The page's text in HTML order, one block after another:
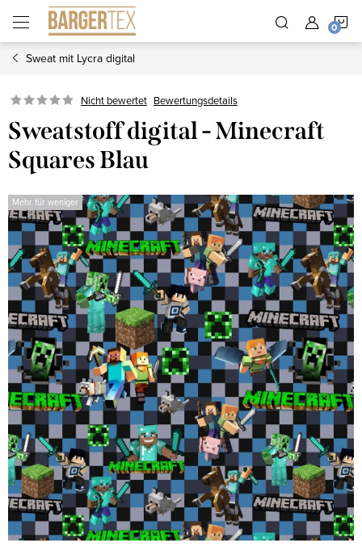
Inhalt
springen
Sweat mit Lycra digital
Nicht bewertet Bewertungsdetails
Sweatstoff digital - Minecraft
Squares Blau
Mehr für weniger